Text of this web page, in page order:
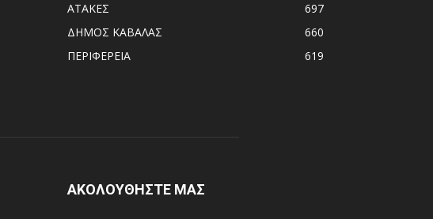
ΑΤΑΚΕΣ
697
ΔΗΜΟΣ ΚΑΒΑΛΑΣ
660
ΠΕΡΙΦΕΡΕΙΑ
619
ΑΚΟΛΟΥΘΗΣΤΕ ΜΑΣ